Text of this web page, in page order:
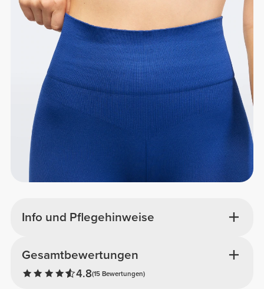
Info und Pflegehinweise
Gesamtbewertungen
4.8(15 Bewertungen)